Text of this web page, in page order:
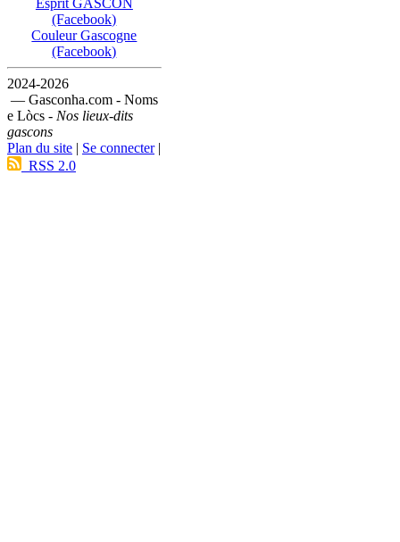
Esprit GASCON
(Facebook)
Couleur Gascogne
(Facebook)
2024-2026
— Gasconha.com - Noms
e Lòcs - Nos lieux-dits
gascons
Plan du site | Se connecter|
RSS 2.0